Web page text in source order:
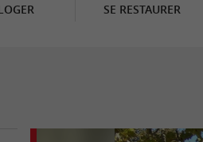
SE RESTAURER